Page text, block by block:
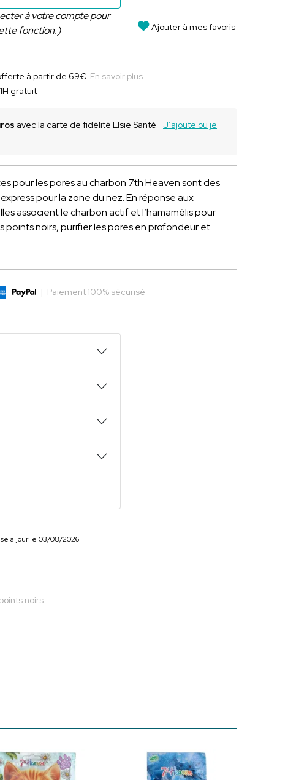
à votre compte pour
fonction.)
Ajouter à mes favoris
à partir de 69€ En savoir plus
gratuit
avec la carte de fidélité Elsie Santé
J’ajoute ou je
pour les pores au charbon 7th Heaven sont des
pour la zone du nez. En réponse aux
associent le charbon actif et l’hamamélis pour
points noirs, purifier les pores en profondeur et
| Paiement 100% sécurisé
à jour le 03/08/2026
noirs